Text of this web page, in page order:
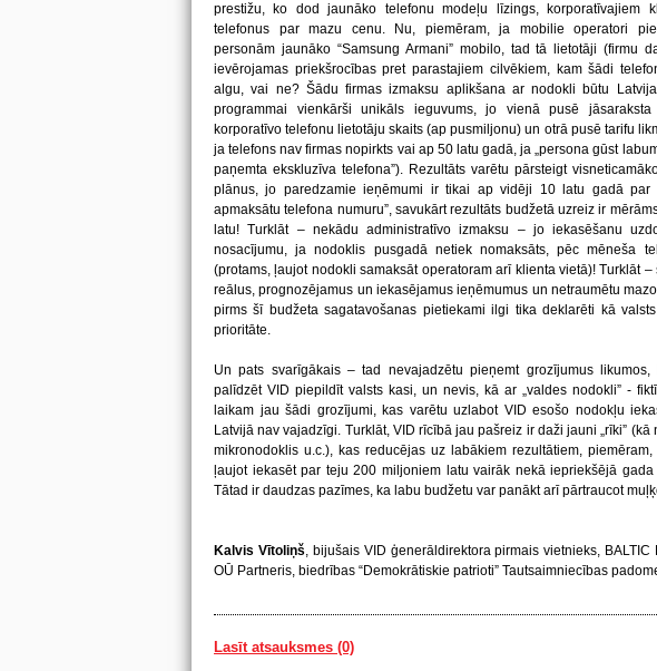
prestižu, ko dod jaunāko telefonu modeļu līzings, korporatīvajiem
telefonus par mazu cenu. Nu, piemēram, ja mobilie operatori
personām jaunāko “Samsung Armani” mobilo, tad tā lietotāji (firmu
ievērojamas priekšrocības pret parastajiem cilvēkiem, kam šādi
algu, vai ne? Šādu firmas izmaksu aplikšana ar nodokli būtu
programmai vienkārši unikāls ieguvums, jo vienā pusē jāsaraksta
korporatīvo telefonu lietotāju skaits (ap pusmiljonu) un otrā pusē tarifu
ja telefons nav firmas nopirkts vai ap 50 latu gadā, ja „persona gūst
paņemta ekskluzīva telefona”). Rezultāts varētu pārsteigt
plānus, jo paredzamie ieņēmumi ir tikai apvidēji 10 latu gadā par
apmaksātu telefona numuru”, savukārt rezultāts budžetā uzreiz ir
latu! Turklāt – nekādu administratīvo izmaksu – jo iekasēšanu
nosacījumu, ja nodoklis pusgadā netiek nomaksāts, pēc mēneša
(protams, ļaujot nodokli samaksāt operatoram arī klienta vietā)! Turklāt
reālus, prognozējamus un iekasējamus ieņēmumus un netraumētu
pirms šī budžeta sagatavošanas pietiekami ilgi tika deklarēti kā
prioritāte.
Un pats svarīgākais – tad nevajadzētu pieņemt grozījumus likumos,
palīdzēt VID piepildīt valsts kasi, un nevis, kā ar „valdes nodokli” -
laikam jau šādi grozījumi, kas varētu uzlabot VID esošo nodokļu
Latvijā nav vajadzīgi. Turklāt, VID rīcībā jau pašreiz ir daži jauni „rīki”
mikronodoklis u.c.), kas reducējas uz labākiem rezultātiem,
ļaujot iekasēt par teju 200 miljoniem latu vairāk nekā iepriekšējā
Tātad ir daudzas pazīmes, ka labu budžetu var panākt arī pārtraucot
Kalvis Vītoliņš, bijušais VID ģenerāldirektora pirmais vietnieks, BALTIC
OŪ Partneris, biedrības “Demokrātiskie patrioti” Tautsaimniecības
Lasīt atsauksmes (0)